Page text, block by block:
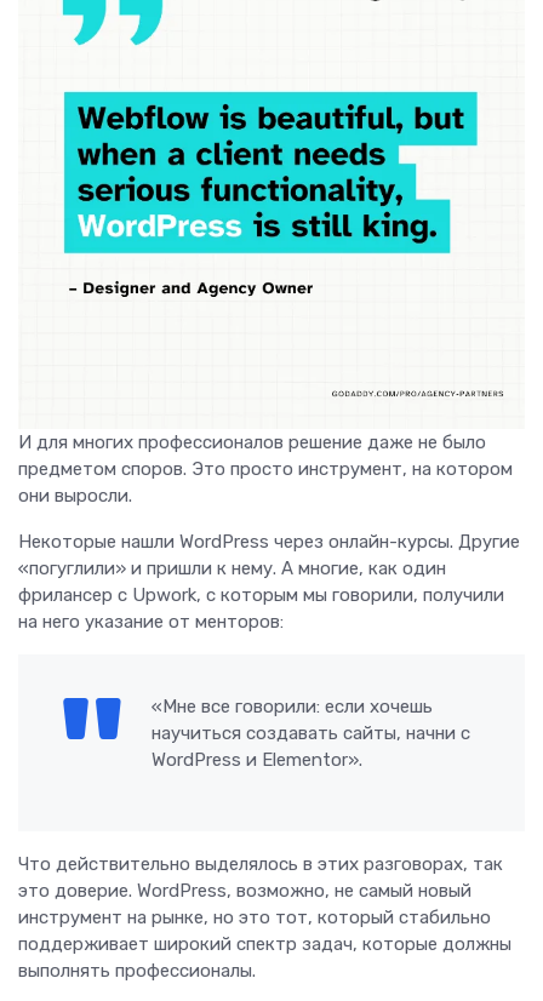
И для многих профессионалов решение даже не было
предметом споров. Это просто инструмент, на котором
они выросли.
Некоторые нашли WordPress через онлайн-курсы. Другие
«погуглили» и пришли к нему. А многие, как один
фрилансер с Upwork, с которым мы говорили, получили
на него указание от менторов:
«Мне все говорили: если хочешь
научиться создавать сайты, начни с
WordPress и Elementor».
Что действительно выделялось в этих разговорах, так
это доверие. WordPress, возможно, не самый новый
инструмент на рынке, но это тот, который стабильно
поддерживает широкий спектр задач, которые должны
выполнять профессионалы.